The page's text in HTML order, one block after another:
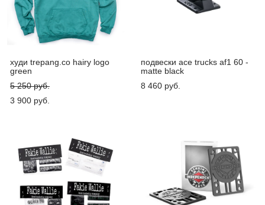
худи trepang.co hairy logo
green
5 250 pуб.
3 900 pуб.
подвески ace trucks af1 60 -
matte black
8 460 pуб.